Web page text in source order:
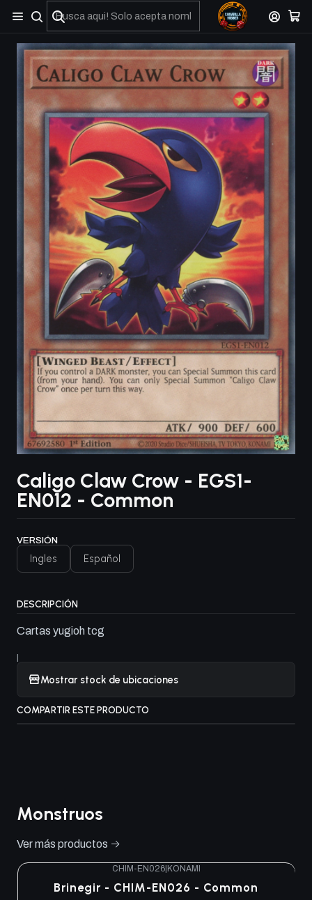
No olviden reportar sus depositos y transferencias por Whatsapp
Caligo Claw Crow - EGS1-
EN012 - Common
VERSIÓN
Ingles Español
DESCRIPCIÓN
Cartas yugioh tcg
|
Mostrar stock de ubicaciones
COMPARTIR ESTE PRODUCTO
Monstruos
Ver más productos
CHIM-EN026| KONAMI
Brinegir - CHIM-EN026 - Common